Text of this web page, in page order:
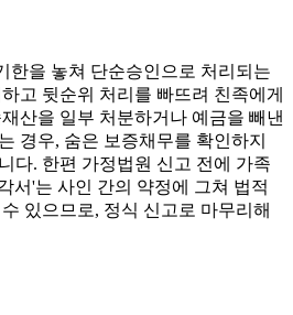
한을 놓쳐 단순승인으로 처리되는
고 뒷순위 처리를 빠뜨려 친족에게
산을 일부 처분하거나 예금을 빼낸
경우, 숨은 보증채무를 확인하지
다. 한편 가정법원 신고 전에 가족
서'는 사인 간의 약정에 그쳐 법적
있으므로, 정식 신고로 마무리해